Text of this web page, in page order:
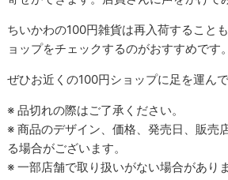
ちいかわの100円雑貨は再入荷すること
ョップをチェックするのがおすすめです。
ぜひお近くの100円ショップに足を運ん
※ 品切れの際はご了承ください。
※ 商品のデザイン、価格、発売日、販売
る場合がございます。
※ 一部店舗で取り扱いがない場合がありま